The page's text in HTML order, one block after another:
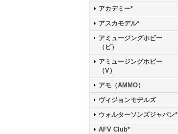
アカデミー*
アスカモデル*
アミュージングホビー
（ビ）
アミュージングホビー
（V）
アモ（AMMO）
ヴィジョンモデルズ
ウォルターソンズジャパン*
AFV Club*